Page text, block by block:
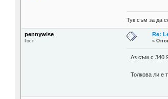
Тук съм за да
pennywise
Гост
Re:
«
Аз съм с
Толкова ли е